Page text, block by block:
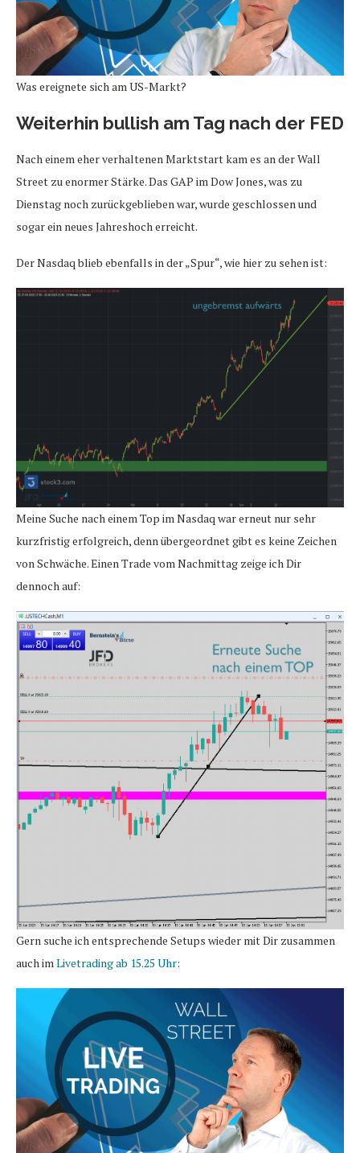
Was ereignete sich am US-Markt?
Weiterhin bullish am Tag nach der FED
Nach einem eher verhaltenen Marktstart kam es an der Wall
Street zu enormer Stärke. Das GAP im Dow Jones, was zu
Dienstag noch zurückgeblieben war, wurde geschlossen und
sogar ein neues Jahreshoch erreicht.
Der Nasdaq blieb ebenfalls in der „Spur“, wie hier zu sehen ist:
Meine Suche nach einem Top im Nasdaq war erneut nur sehr
kurzfristig erfolgreich, denn übergeordnet gibt es keine Zeichen
von Schwäche. Einen Trade vom Nachmittag zeige ich Dir
dennoch auf:
Gern suche ich entsprechende Setups wieder mit Dir zusammen
auch im Livetrading ab 15.25 Uhr: